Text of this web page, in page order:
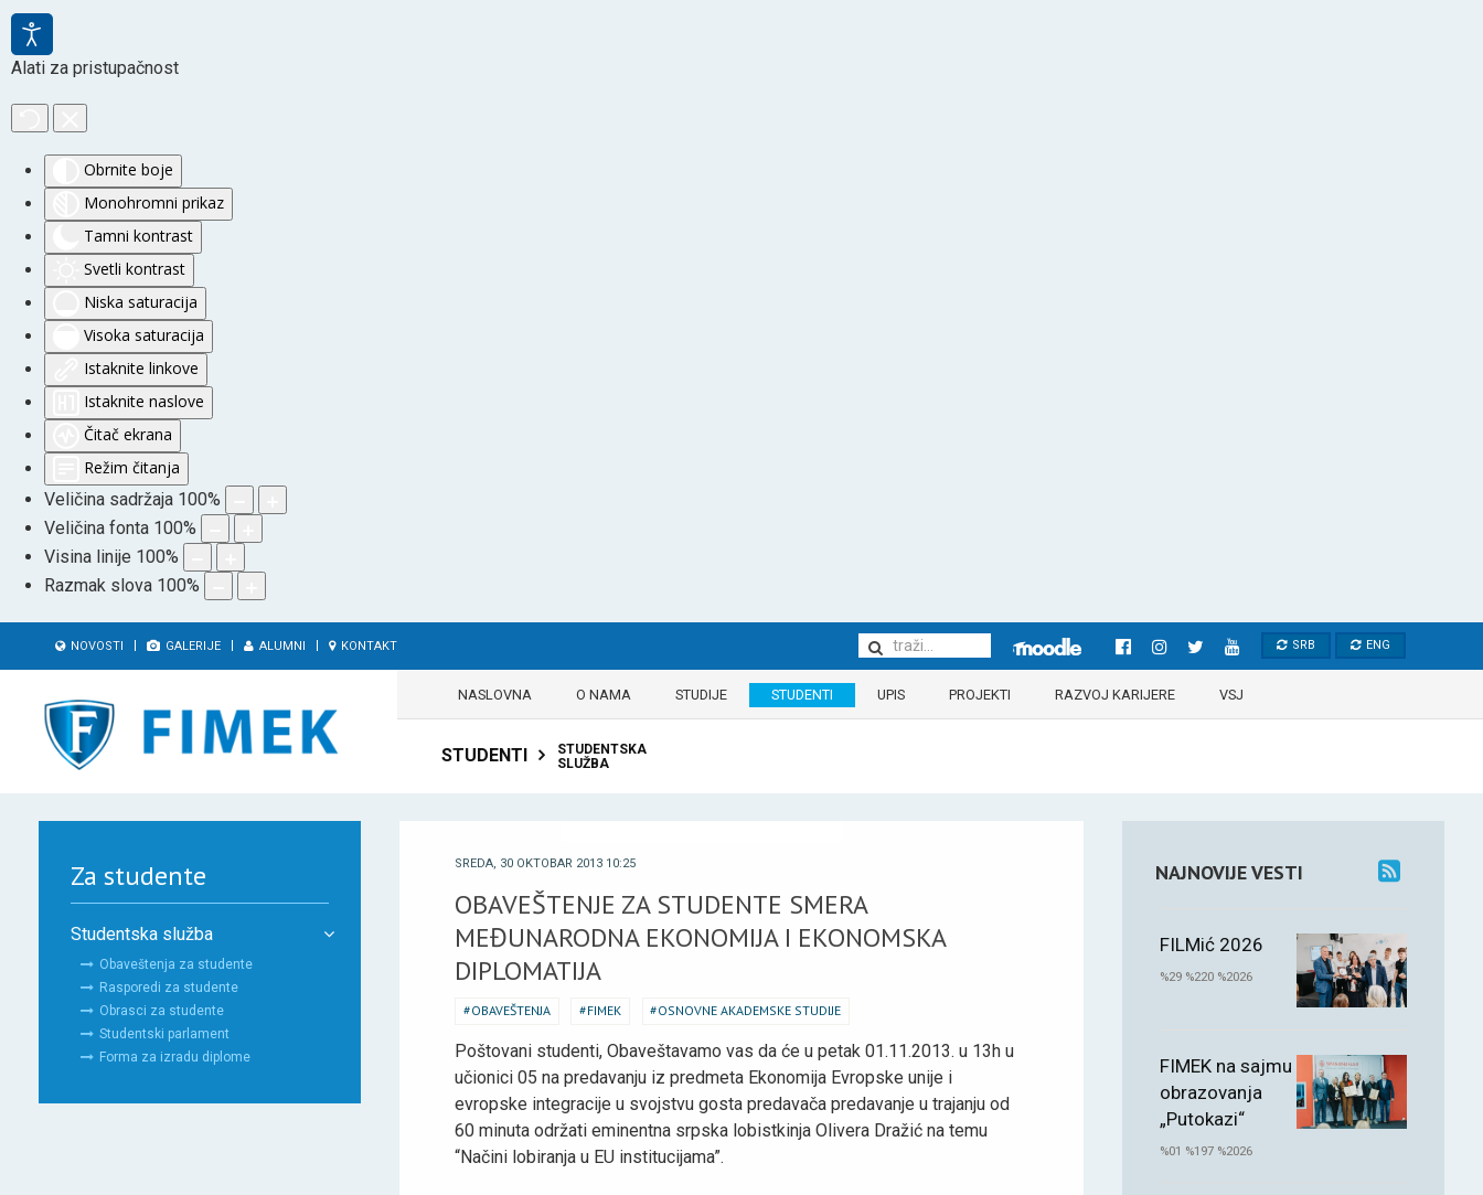
Alati za pristupačnost
Obrnite boje
Monohromni prikaz
Tamni kontrast
Svetli kontrast
Niska saturacija
Visoka saturacija
Istaknite linkove
Istaknite naslove
Čitač ekrana
Režim čitanja
Veličina sadržaja 100%
Veličina fonta 100%
Visina linije 100%
Razmak slova 100%
NOVOSTI GALERIJE ALUMNI KONTAKT SRB ENG
NASLOVNA O NAMA STUDIJE STUDENTI UPIS PROJEKTI RAZVOJ KARIJERE VSJ
STUDENTI
STUDENTSKA
SLUŽBA
SREDA, 30 OKTOBAR 2013 10:25
OBAVEŠTENJE ZA STUDENTE SMERA
MEĐUNARODNA EKONOMIJA I EKONOMSKA
DIPLOMATIJA
OBAVEŠTENJA FIMEK OSNOVNE AKADEMSKE STUDIJE
Poštovani studenti, Obaveštavamo vas da će u petak 01.11.2013. u 13h u
učionici 05 na predavanju iz predmeta Ekonomija Evropske unije i
evropske integracije u svojstvu gosta predavača predavanje u trajanju od
60 minuta održati eminentna srpska lobistkinja Olivera Dražić na temu
“Načini lobiranja u EU institucijama”.
Za studente
Studentska služba
Obaveštenja za studente
Rasporedi za studente
Obrasci za studente
Studentski parlament
Forma za izradu diplome
NAJNOVIJE VESTI
FILMić 2026
%29 %220 %2026
FIMEK na sajmu
obrazovanja
„Putokazi“
%01 %197 %2026